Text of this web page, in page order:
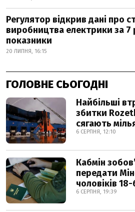
Регулятор відкрив дані про
виробництва електрики за 7
показники
20 ЛИПНЯ, 16:15
ГОЛОВНЕ СЬОГОДНІ
Найбільші
збитки
сягають
6 СЕРПНЯ, 12:10
Кабмін
передати
чоловіків
6 СЕРПНЯ, 19:39